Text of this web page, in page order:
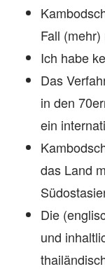
Fall (mehr)
Ich habe
Das
in den
ein
das Land
Die
und